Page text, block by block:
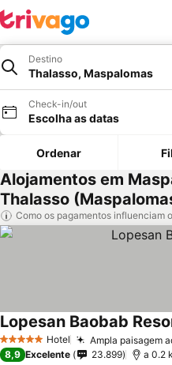
Destino
Thalasso, Maspalomas
Check-in/out
Escolha as datas
Ordenar
Alojamentos em
Thalasso
Como os pagamentos influenciam
5 Estrelas Hotel Ampla paisagem
Lopesan Baobab
8,9 Excelente 23.899 a 0.2